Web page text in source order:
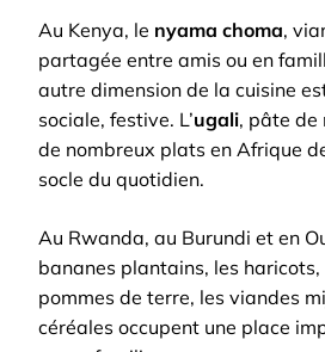
Au Kenya, le nyama choma,
partagée entre amis ou en
autre dimension de la cuisine
sociale, festive. L’ugali, pâte de
de nombreux plats en Afrique
socle du quotidien.
Au Rwanda, au Burundi et en
bananes plantains, les haricots,
pommes de terre, les viandes
céréales occupent une place